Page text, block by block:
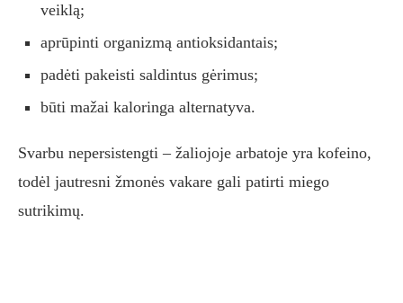
veiklą;
aprūpinti organizmą antioksidantais;
padėti pakeisti saldintus gėrimus;
būti mažai kaloringa alternatyva.
Svarbu nepersistengti – žaliojoje arbatoje yra kofeino,
todėl jautresni žmonės vakare gali patirti miego
sutrikimų.